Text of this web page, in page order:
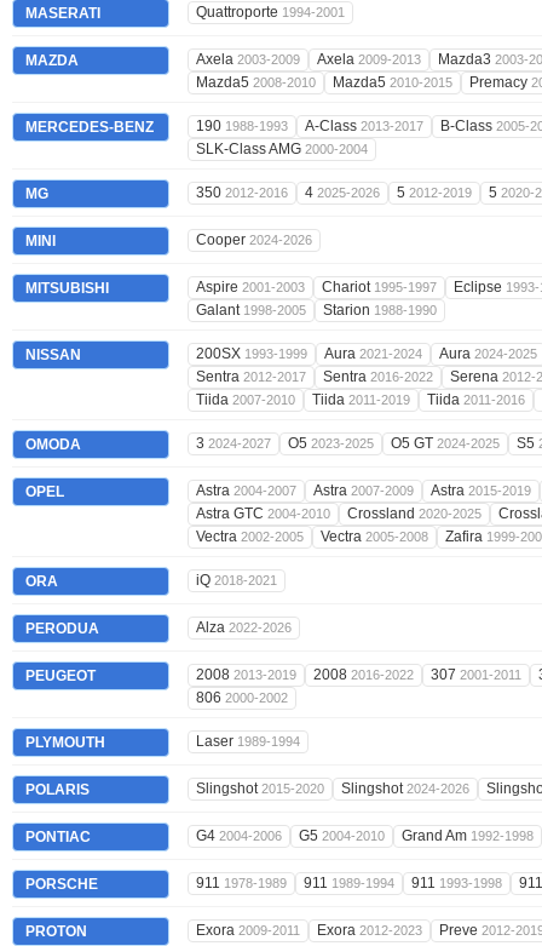
MASERATI Quattroporte 1994-2001
MAZDA Axela 2003-2009 Axela 2009-2013 Mazda3 2003-
Mazda5 2008-2010 Mazda5 2010-2015 Premacy
MERCEDES-BENZ 190 1988-1993 A-Class 2013-2017 B-Class 2005-
SLK-Class AMG 2000-2004
MG 350 2012-2016 4 2025-2026 5 2012-2019 5 2020-
MINI Cooper 2024-2026
MITSUBISHI Aspire 2001-2003 Chariot 1995-1997 Eclipse
Galant 1998-2005 Starion 1988-1990
NISSAN 200SX 1993-1999 Aura 2021-2024 Aura 2024-2025
Sentra 2012-2017 Sentra 2016-2022 Serena 2012-
Tiida 2007-2010 Tiida 2011-2019 Tiida 2011-2016
OMODA 3 2024-2027 O5 2023-2025 O5 GT 2024-2025 S5
OPEL Astra 2004-2007 Astra 2007-2009 Astra 2015-2019
Astra GTC 2004-2010 Crossland 2020-2025
Vectra 2002-2005 Vectra 2005-2008 Zafira 1999-
ORA iQ 2018-2021
PERODUA Alza 2022-2026
PEUGEOT 2008 2013-2019 2008 2016-2022 307 2001-2011
806 2000-2002
PLYMOUTH Laser 1989-1994
POLARIS Slingshot2015-2020 Slingshot2024-2026
PONTIAC G4 2004-2006 G5 2004-2010 Grand Am 1992-1998
PORSCHE 911 1978-1989 911 1989-1994 911 1993-1998
PROTON Exora 2009-2011 Exora 2012-2023 Preve 2012-